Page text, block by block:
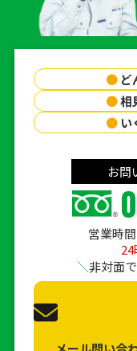
● ど
●相
● い
お問
営業時
非対面